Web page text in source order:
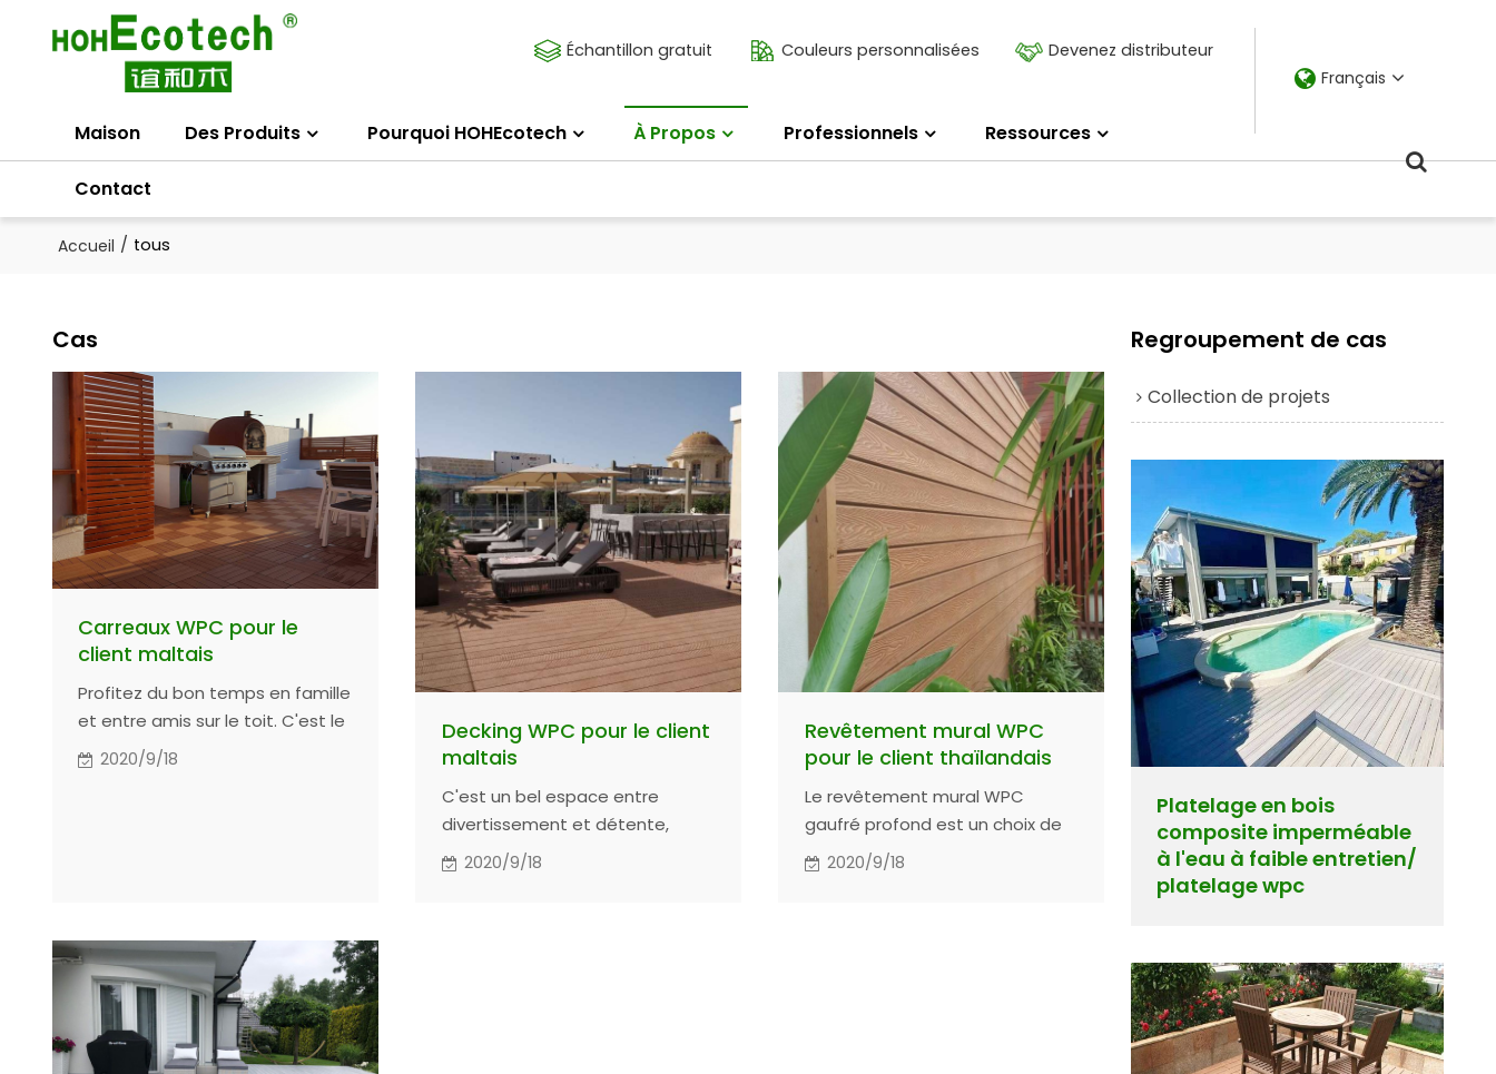
Échantillon gratuit Couleurs personnalisées Devenez distributeur
Maison Des Produits Pourquoi HOHEcotech À Propos Professionnels Ressources
Contact
Français
Accueil / tous
Cas
Carreaux WPC pour le
client maltais
Profitez du bon temps en famille
et entre amis sur le toit. C'est le
meilleur et le plus avancé des
2020/9/18
Decking WPC pour le client
maltais
C'est un bel espace entre
divertissement et détente,
l'espace ultime de détente.
2020/9/18
Revêtement mural WPC
pour le client thaïlandais
Le revêtement mural WPC
gaufré profond est un choix de
plus en plus populaire pour la
2020/9/18
Regroupement de cas
Collection de projets
Platelage en bois
composite imperméable
à l'eau à faible entretien/
platelage wpc